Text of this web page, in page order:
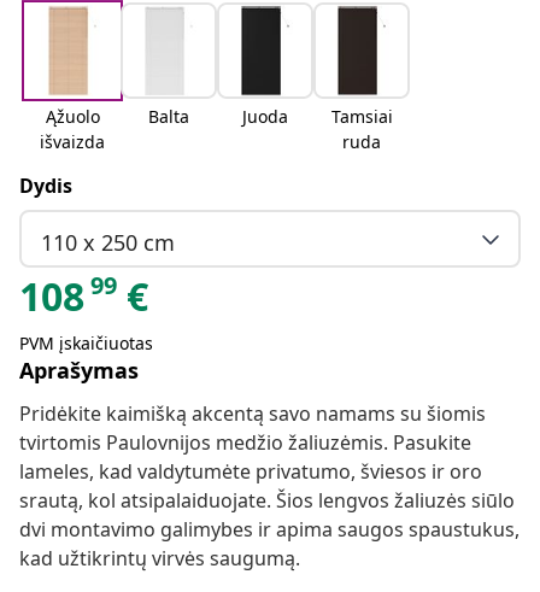
Ąžuolo
išvaizda
Balta Juoda
Tamsiai
ruda
Dydis
110 x 250 cm
10899 €
PVM įskaičiuotas
Aprašymas
Pridėkite kaimišką akcentą savo namams su šiomis
tvirtomis Paulovnijos medžio žaliuzėmis. Pasukite
lameles, kad valdytumėte privatumo, šviesos ir oro
srautą, kol atsipalaiduojate. Šios lengvos žaliuzės siūlo
dvi montavimo galimybes ir apima saugos spaustukus,
kad užtikrintų virvės saugumą.